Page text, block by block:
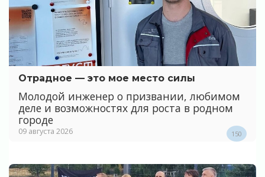
Отрадное — это мое место силы
Молодой инженер о призвании, любимом
деле и возможностях для роста в родном
городе
09 августа 2026 150